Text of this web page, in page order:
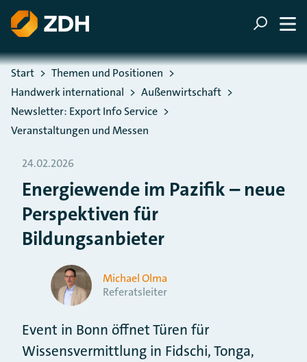
ZUM HAUPTINHALT SPRINGEN
ZUR SUCHE SPRINGEN
Sie befinden sich hier:
Start
Themen und Positionen
Handwerk international
Außenwirtschaft
Newsletter: Export Info Service
Veranstaltungen und Messen
24.02.2026
Energiewende im Pazifik – neue
Perspektiven für
Bildungsanbieter
Michael Olma
Referatsleiter
Event in Bonn öffnet Türen für
Wissensvermittlung in Fidschi, Tonga,